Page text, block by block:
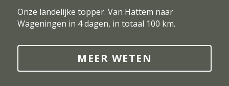
Onze landelijke topper. Van Hattem naar
Wageningen in 4 dagen, in totaal 100 km.
MEER WETEN